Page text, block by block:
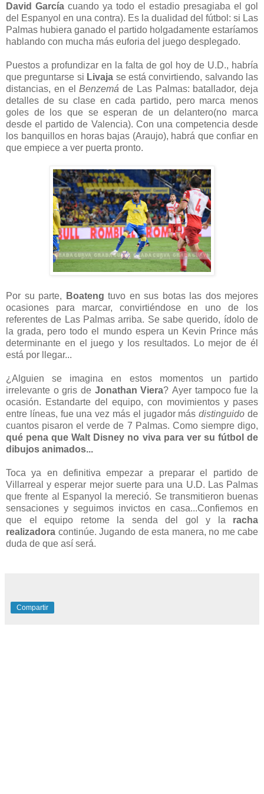
David García cuando ya todo el estadio presagiaba el gol
del Espanyol en una contra). Es la dualidad del fútbol: si Las
Palmas hubiera ganado el partido holgadamente estaríamos
hablando con mucha más euforia del juego desplegado.
Puestos a profundizar en la falta de gol hoy de U.D., habría
que preguntarse si Livaja se está convirtiendo, salvando las
distancias, en elBenzemá de Las Palmas: batallador, deja
detalles de su clase en cada partido, pero marca menos
goles de los que se esperan de un delantero(no marca
desde el partido de Valencia). Con una competencia desde
los banquillos en horas bajas (Araujo), habrá que confiar en
que empiece a ver puerta pronto.
Por su parte, Boateng tuvo en sus botas las dos mejores
ocasiones para marcar, convirtiéndose en uno de los
referentes de Las Palmas arriba. Se sabe querido, ídolo de
la grada, pero todo el mundo espera un Kevin Prince más
determinante en el juego y los resultados. Lo mejor de él
está por llegar...
¿Alguien se imagina en estos momentos un partido
irrelevante o gris de Jonathan Viera? Ayer tampoco fue la
ocasión. Estandarte del equipo, con movimientos y pases
entre líneas, fue una vez más el jugador másdistinguido de
cuantos pisaron el verde de 7 Palmas. Como siempre digo,
qué pena que Walt Disney no viva para ver su fútbol de
dibujos animados...
Toca ya en definitiva empezar a preparar el partido de
Villarreal y esperar mejor suerte para una U.D. Las Palmas
que frente al Espanyol la mereció. Se transmitieron buenas
sensaciones y seguimos invictos en casa...Confiemos en
que el equipo retome la senda del gol y la racha
realizadora continúe. Jugando de esta manera, no me cabe
duda de que así será.
Compartir